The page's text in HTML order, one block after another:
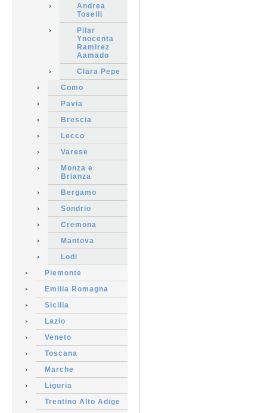
Andrea
Toselli
Pilar
Ynocenta
Ramirez
Aamado
Clara Pepe
Como
Pavia
Brescia
Lecco
Varese
Monza e
Brianza
Bergamo
Sondrio
Cremona
Mantova
Lodi
Piemonte
Emilia Romagna
Sicilia
Lazio
Veneto
Toscana
Marche
Liguria
Trentino Alto Adige